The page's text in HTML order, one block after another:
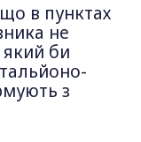
в пунктах
не
який би
з